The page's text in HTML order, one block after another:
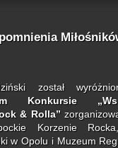
został
Konkursie
& Rolla”
Korzenie
w Opolu i Muzeum